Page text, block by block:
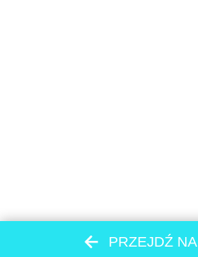
PRZEJDŹ NA